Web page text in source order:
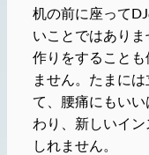
机の前に座って
いことではあり
作りをすること
ません。たまに
て、腰痛にもい
わり、新しいイ
しれません。